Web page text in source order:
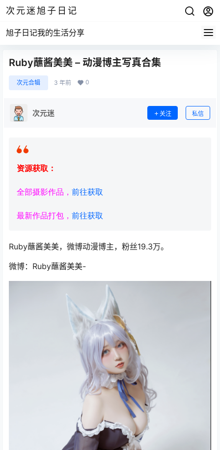
次元迷旭子日记
旭子日记我的生活分享
Ruby蘸酱美美 – 动漫博主写真合集
次元合辑 3 年前 0
次元迷 关注 私信
资源获取：
全部摄影作品， 前往获取
最新作品打包， 前往获取
Ruby蘸酱美美，微博动漫博主，粉丝19.3万。
微博：Ruby蘸酱美美-